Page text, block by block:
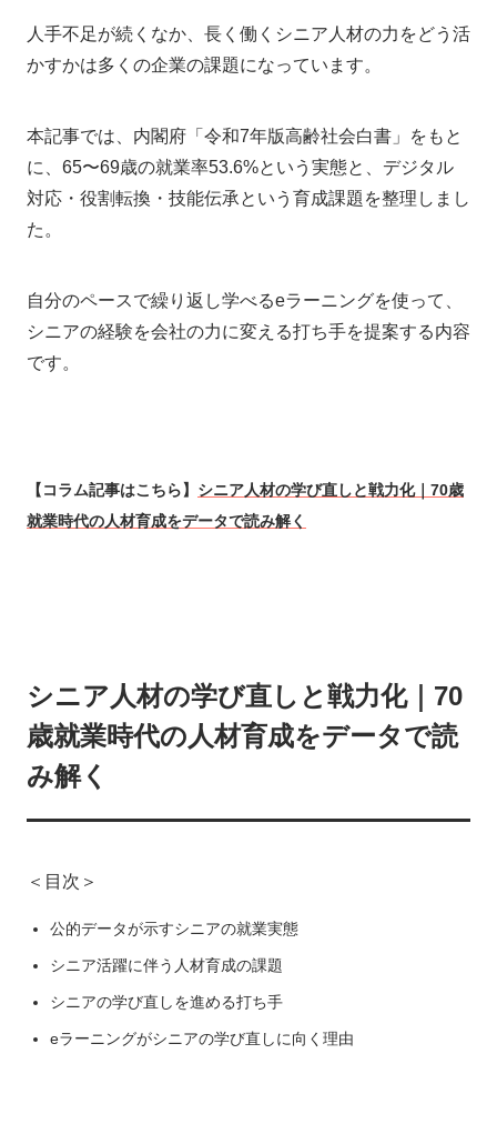
人手不足が続くなか、長く働くシニア人材の力をどう活
かすかは多くの企業の課題になっています。
本記事では、内閣府「令和7年版高齢社会白書」をもと
に、65〜69歳の就業率53.6%という実態と、デジタル
対応・役割転換・技能伝承という育成課題を整理しまし
た。
自分のペースで繰り返し学べるeラーニングを使って、
シニアの経験を会社の力に変える打ち手を提案する内容
です。
【コラム記事はこちら】 シニア人材の学び直しと戦力化｜70歳
就業時代の人材育成をデータで読み解く
シニア人材の学び直しと戦力化｜70
歳就業時代の人材育成をデータで読
み解く
＜目次＞
公的データが示すシニアの就業実態
シニア活躍に伴う人材育成の課題
シニアの学び直しを進める打ち手
eラーニングがシニアの学び直しに向く理由